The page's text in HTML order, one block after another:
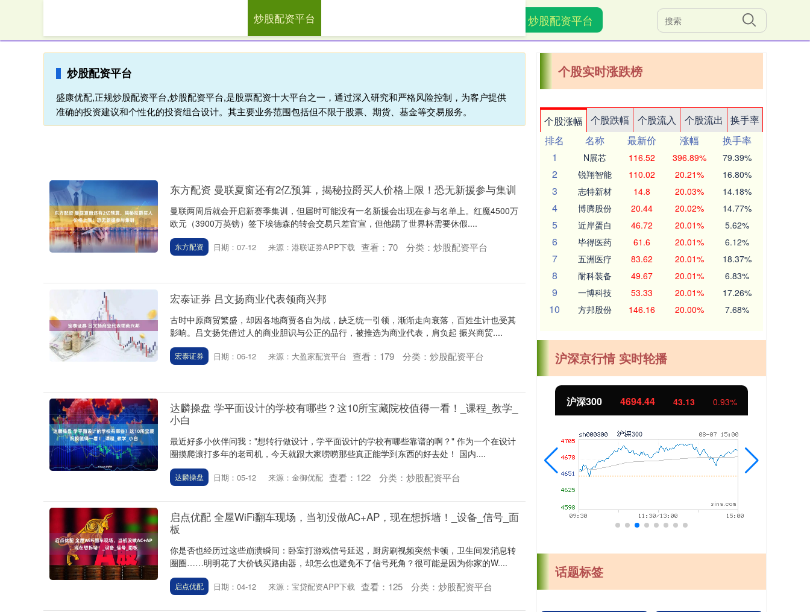
盛康优配 炒股配资平台
炒股配资平台
盛康优配,正规炒股配资平台,炒股配资平台,是股票配资十大平台之一，通过深入研究和严格风险控制，为客户提供
准确的投资建议和个性化的投资组合设计。其主要业务范围包括但不限于股票、期货、基金等交易服务。
炒股配资平台
东方配资 曼联夏窗还有2亿预算，揭秘拉爵买人价格上限！恐无新援参与集训
曼联两周后就会开启新赛季集训，但届时可能没有一名新援会出现在参与名单上。红魔4500万
欧元（3900万英镑）签下埃德森的转会交易只差官宣，但他踢了世界杯需要休假....
东方配资 日期：07-12 来源：港联证券APP下载 查看： 70 分类： 炒股配资平台
宏泰证券 吕文扬商业代表领商兴邦
古时中原商贸繁盛，却因各地商贾各自为战，缺乏统一引领，渐渐走向衰落，百姓生计也受其
影响。吕文扬凭借过人的商业胆识与公正的品行，被推选为商业代表，肩负起 振兴商贸....
宏泰证券 日期：06-12 来源：大盈家配资平台 查看： 179 分类： 炒股配资平台
达麟操盘 学平面设计的学校有哪些？这10所宝藏院校值得一看！_课程_教学_
小白
最近好多小伙伴问我："想转行做设计，学平面设计的学校有哪些靠谱的啊？" 作为一个在设计
圈摸爬滚打多年的老司机，今天就跟大家唠唠那些真正能学到东西的好去处！ 国内....
达麟操盘 日期：05-12 来源：金御优配 查看： 122 分类： 炒股配资平台
启点优配 全屋WiFi翻车现场，当初没做AC+AP，现在想拆墙！_设备_信号_面
板
你是否也经历过这些崩溃瞬间：卧室打游戏信号延迟，厨房刷视频突然卡顿，卫生间发消息转
圈圈……明明花了大价钱买路由器，却怎么也避免不了信号死角？很可能是因为你家的W....
启点优配 日期：04-12 来源：宝贷配资APP下载 查看： 125 分类： 炒股配资平台
个股实时涨跌榜
个股涨幅 个股跌幅 个股流入 个股流出
换手率
排名
名称 最新价 涨幅
换手率
1
N展芯 116.52 396.89% 79.39%
2 锐翔智能 110.02 20.21% 16.80%
3 志特新材 14.8 20.03% 14.18%
4 博腾股份 20.44 20.02% 14.77%
5 近岸蛋白 46.72 20.01% 5.62%
6 毕得医药 61.6 20.01% 6.12%
7 五洲医疗 83.62 20.01% 18.37%
8 耐科装备 49.67 20.01% 6.83%
9 一博科技 53.33 20.01% 17.26%
10 方邦股份 146.16 20.00% 7.68%
沪深京行情 实时轮播
2.13% 上证指数 3940.04 39.68 1.02% 深证成指 14311.01 200.89 1.42% 沪深300 4694.44 43.13 0.93%
话题标签